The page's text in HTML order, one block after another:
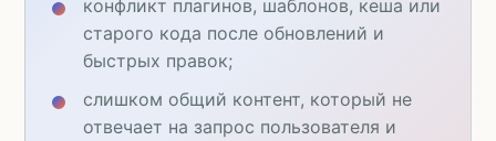
конфликт плагинов, шаблонов, кеша или
старого кода после обновлений и
быстрых правок;
слишком общий контент, который не
отвечает на запрос пользователя и